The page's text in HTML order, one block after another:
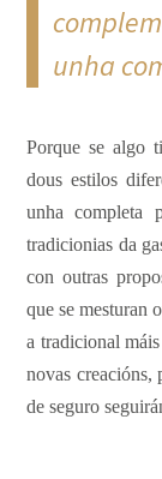
unha
Porque se algo
dous estilos
unha completa
tradicionias da
con outras
que se mesturan
a tradicional
novas creacións,
de seguro